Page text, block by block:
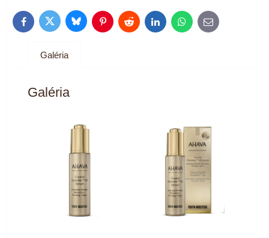
FacebookTwitter BlueskyPinterestReddit LinkedInWhatsApp
E-
mail
Galéria
Galéria